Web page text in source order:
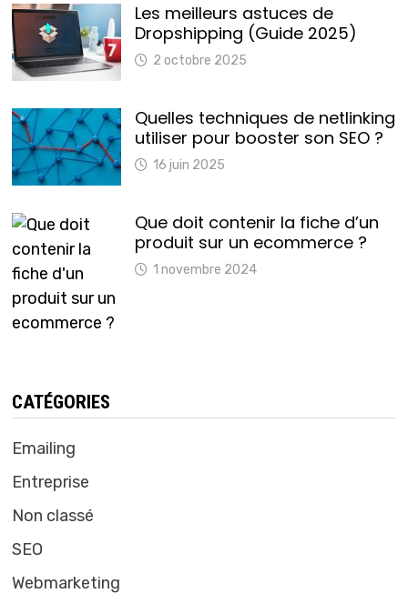
Les meilleurs astuces de
Dropshipping (Guide 2025)
2 octobre 2025
Quelles techniques de netlinking
utiliser pour booster son SEO ?
16 juin 2025
Que doit contenir la fiche d’un
produit sur un ecommerce ?
1 novembre 2024
CATÉGORIES
Emailing
Entreprise
Non classé
SEO
Webmarketing